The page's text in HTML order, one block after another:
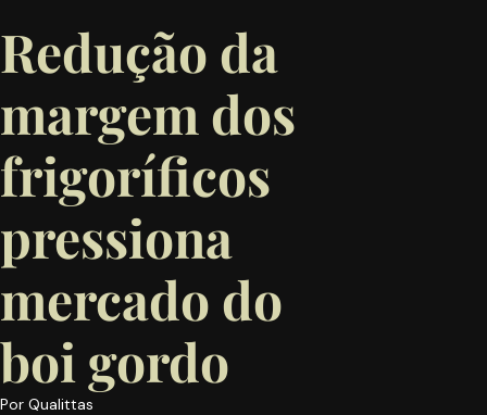
Redução da
margem dos
frigoríficos
pressiona
mercado do
boi gordo
Por Qualittas